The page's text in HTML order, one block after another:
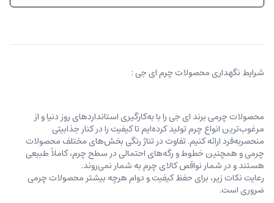
شرایط نگهداری محصولات چرم ای جی :
محصولات چرمی برند ای جی را با به‌کارگیری استانداردهای روز دنیا و از
مرغوب‌ترین انواع چرم تولید کرده‌ایم تا کیفیت را در کنار جذابیتی
منحصربه‌فرد ارائه کنیم. تفاوت در تناژ رنگی بخش‌های مختلف محصولات
چرمی و همچنین خطوط و رگه‌‌های احتمالی در سطح چرم، کاملاً طبیعی
هستند و در شمار نواقص کالای چرم به شمار نمی‌روند.
رعایت نکات زیر، برای حفظ کیفیت و دوام هرچه بیشتر محصولات چرمی
ضروری است.